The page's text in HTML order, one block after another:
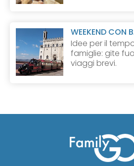
WEEKEND CON
Idee per il
famiglie: gite
viaggi brevi.